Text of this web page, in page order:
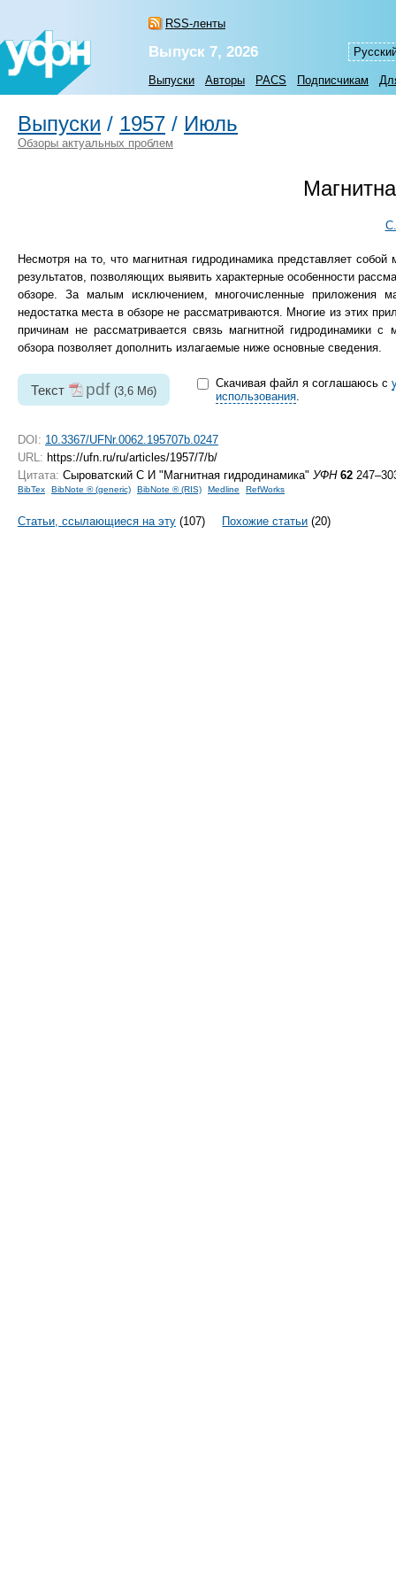
RSS-ленты
Выпуск 7, 2026
Выпуски Авторы PACS Подписчикам
Выпуски / 1957 / Июль
Обзоры актуальных проблем
Несмотря на то, что магнитная гидродинамика представляет
результатов, позволяющих выявить характерные особенности
обзоре. За малым исключением, многочисленные приложения
недостатка места в обзоре не рассматриваются. Многие из этих
причинам не рассматривается связь магнитной гидродинамики с
обзора позволяет дополнить излагаемые ниже основные сведения.
Текст pdf (3,6 Мб)
Скачивая файл я соглашаюсь с
использования.
DOI: 10.3367/UFNr.0062.195707b.0247
URL: https://ufn.ru/ru/articles/1957/7/b/
Цитата: Сыроватский С И "Магнитная гидродинамика" УФН 62
BibTex BibNote ® (generic) BibNote ® (RIS) Medline RefWorks
Статьи, ссылающиеся на эту (107) Похожие статьи (20)